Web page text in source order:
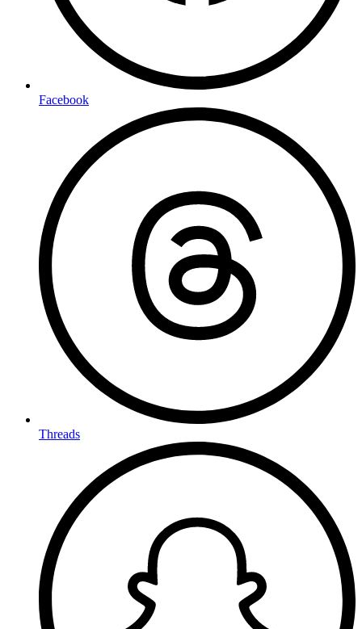
Facebook
Threads